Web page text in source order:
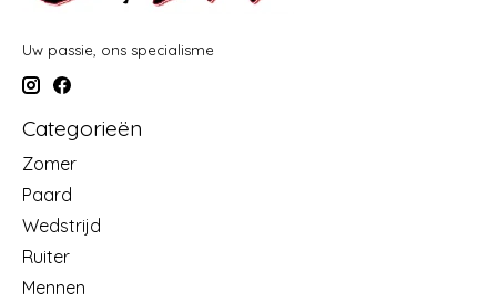
Uw passie, ons specialisme
Categorieën
Zomer
Paard
Wedstrijd
Ruiter
Mennen